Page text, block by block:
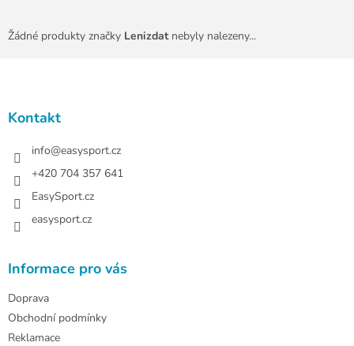
Žádné produkty značky Lenizdatnebyly nalezeny...
Kontakt
info@easysport.cz
+420 704 357 641
EasySport.cz
easysport.cz
Informace pro vás
Doprava
Obchodní podmínky
Reklamace